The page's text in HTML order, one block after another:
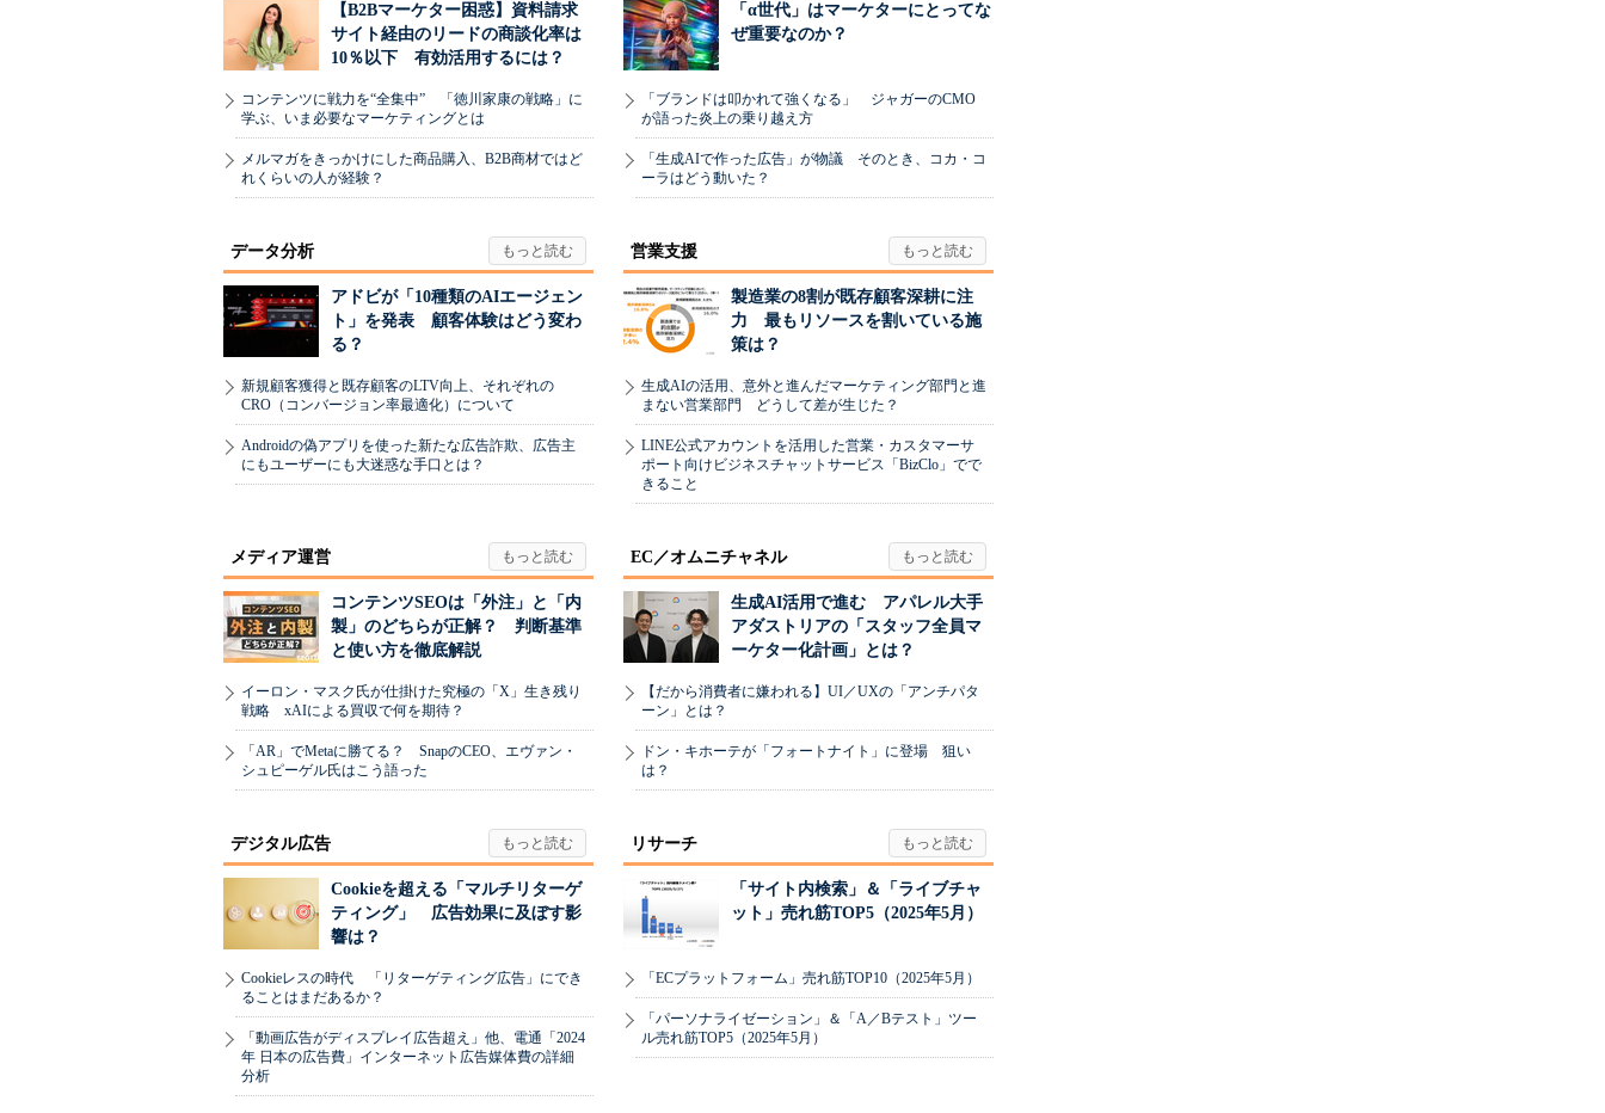
【B2Bマーケター困惑】資料請求
サイト経由のリードの商談化率は
10％以下 有効活用するには？
コンテンツに戦力を“全集中” 「徳川家康の戦略」に
学ぶ、いま必要なマーケティングとは
メルマガをきっかけにした商品購入、B2B商材ではど
れくらいの人が経験？
「α世代」はマーケターにとってな
ぜ重要なのか？
「ブランドは叩かれて強くなる」 ジャガーのCMO
が語った炎上の乗り越え方
「生成AIで作った広告」が物議 そのとき、コカ・コ
ーラはどう動いた？
データ分析
アドビが「10種類のAIエージェン
ト」を発表 顧客体験はどう変わ
る？
新規顧客獲得と既存顧客のLTV向上、それぞれの
CRO（コンバージョン率最適化）について
Androidの偽アプリを使った新たな広告詐欺、広告主
にもユーザーにも大迷惑な手口とは？
営業支援
製造業の8割が既存顧客深耕に注
力 最もリソースを割いている施
策は？
生成AIの活用、意外と進んだマーケティング部門と進
まない営業部門 どうして差が生じた？
LINE公式アカウントを活用した営業・カスタマーサ
ポート向けビジネスチャットサービス「BizClo」でで
きること
メディア運営
コンテンツSEOは「外注」と「内
製」のどちらが正解？ 判断基準
と使い方を徹底解説
イーロン・マスク氏が仕掛けた究極の「X」生き残り
戦略 xAIによる買収で何を期待？
「AR」でMetaに勝てる？ SnapのCEO、エヴァン・
シュピーゲル氏はこう語った
EC／オムニチャネル
生成AI活用で進む アパレル大手
アダストリアの「スタッフ全員マ
ーケター化計画」とは？
【だから消費者に嫌われる】UI／UXの「アンチパタ
ーン」とは？
ドン・キホーテが「フォートナイト」に登場 狙い
は？
デジタル広告
Cookieを超える「マルチリターゲ
ティング」 広告効果に及ぼす影
響は？
Cookieレスの時代 「リターゲティング広告」にでき
ることはまだあるか？
「動画広告がディスプレイ広告超え」他、電通「2024
年 日本の広告費」インターネット広告媒体費の詳細
分析
リサーチ
「サイト内検索」＆「ライブチャ
ット」売れ筋TOP5（2025年5月）
「ECプラットフォーム」売れ筋TOP10（2025年5月）
「パーソナライゼーション」＆「A／Bテスト」ツー
ル売れ筋TOP5（2025年5月）